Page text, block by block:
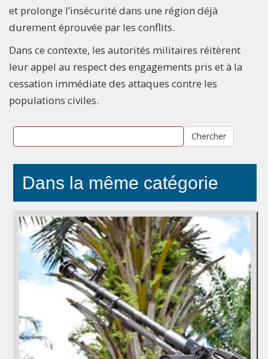
et prolonge l’insécurité dans une région déjà
durement éprouvée par les conflits.
Dans ce contexte, les autorités militaires réitèrent
leur appel au respect des engagements pris et à la
cessation immédiate des attaques contre les
populations civiles.
Chercher
Dans la même catégorie